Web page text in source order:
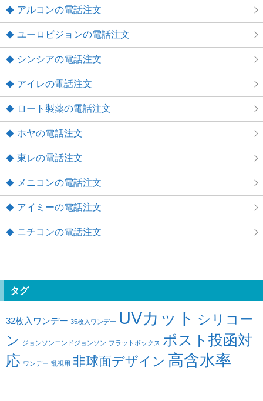
アルコンの電話注文
ユーロビジョンの電話注文
シンシアの電話注文
アイレの電話注文
ロート製薬の電話注文
ホヤの電話注文
東レの電話注文
メニコンの電話注文
アイミーの電話注文
ニチコンの電話注文
タグ
32枚入ワンデー 35枚入ワンデー UVカット シリコー
ン
ジョンソンエンドジョンソン フラットボックス ポスト投函対
応 ワンデー 乱視用 非球面デザイン 高含水率